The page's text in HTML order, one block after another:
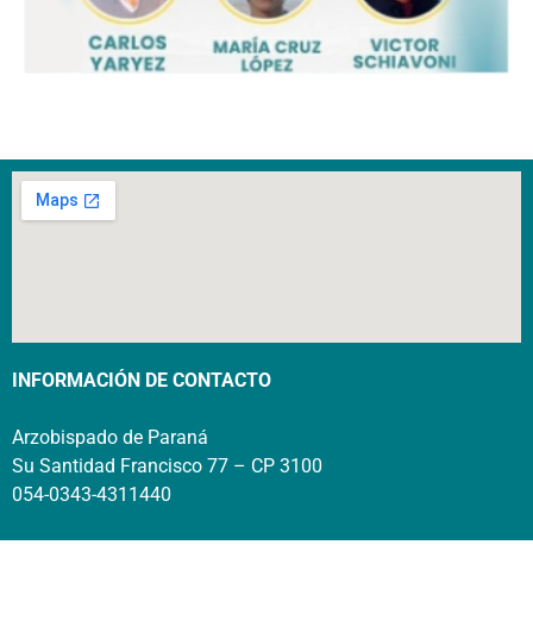
INFORMACIÓN DE CONTACTO
Arzobispado de Paraná
Su Santidad Francisco 77 – CP 3100
054-0343-4311440